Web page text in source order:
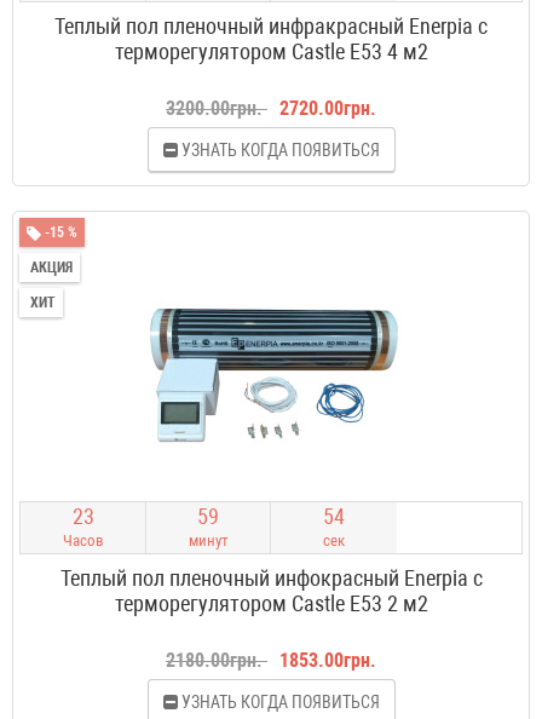
Теплый пол пленочный инфракрасный Enerpia с
терморегулятором Castle E53 4 м2
3200.00грн. 2720.00грн.
УЗНАТЬ КОГДА ПОЯВИТЬСЯ
-15 %
АКЦИЯ
ХИТ
23
Часов
59
минут
53
сек
Теплый пол пленочный инфокрасный Enerpia с
терморегулятором Castle E53 2 м2
2180.00грн. 1853.00грн.
УЗНАТЬ КОГДА ПОЯВИТЬСЯ